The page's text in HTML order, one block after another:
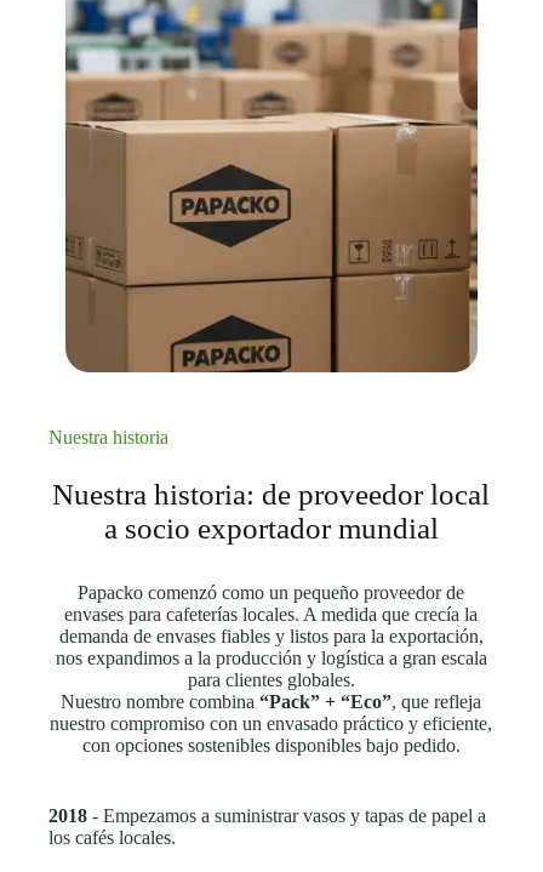
Nuestra historia
Nuestra historia: de proveedor local
a socio exportador mundial
Papacko comenzó como un pequeño proveedor de
envases para cafeterías locales. A medida que crecía la
demanda de envases fiables y listos para la exportación,
nos expandimos a la producción y logística a gran escala
para clientes globales.
Nuestro nombre combina“Pack” + “Eco”, que refleja
nuestro compromiso con un envasado práctico y eficiente,
con opciones sostenibles disponibles bajo pedido.
2018 - Empezamos a suministrar vasos y tapas de papel a
los cafés locales.